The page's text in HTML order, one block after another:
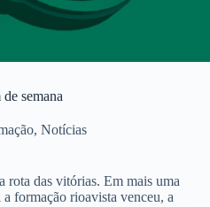
semana
, Notícias
rota das vitórias. Em mais uma
formação rioavista venceu, a